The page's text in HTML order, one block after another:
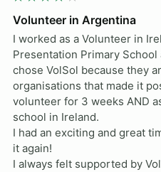
Volunteer in Argentina
I worked as a Volunteer in
Presentation Primary School
chose VolSol because they
organisations that made it
volunteer for 3 weeks AND
school in Ireland.
I had an exciting and great
it again!
I always felt supported by